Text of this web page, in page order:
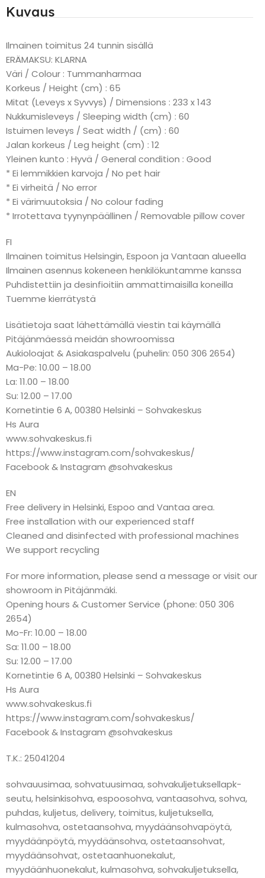
Kuvaus
Ilmainen toimitus 24 tunnin sisällä
ERÄMAKSU: KLARNA
Väri / Colour : Tummanharmaa
Korkeus / Height (cm) : 65
Mitat (Leveys x Syvvys) / Dimensions : 233 x 143
Nukkumisleveys / Sleeping width (cm) : 60
Istuimen leveys / Seat width / (cm) : 60
Jalan korkeus / Leg height (cm) : 12
Yleinen kunto : Hyvä / General condition : Good
* Ei lemmikkien karvoja / No pet hair
* Ei virheitä / No error
* Ei värimuutoksia / No colour fading
* Irrotettava tyynynpäällinen / Removable pillow cover
FI
Ilmainen toimitus Helsingin, Espoon ja Vantaan alueella
Ilmainen asennus kokeneen henkilökuntamme kanssa
Puhdistettiin ja desinfioitiin ammattimaisilla koneilla
Tuemme kierrätystä
Lisätietoja saat lähettämällä viestin tai käymällä
Pitäjänmäessä meidän showroomissa
Aukioloajat & Asiakaspalvelu (puhelin: 050 306 2654)
Ma-Pe: 10.00 – 18.00
La: 11.00 – 18.00
Su: 12.00 – 17.00
Kornetintie 6 A, 00380 Helsinki – Sohvakeskus
Hs Aura
www.sohvakeskus.fi
https://www.instagram.com/sohvakeskus/
Facebook & Instagram @sohvakeskus
EN
Free delivery in Helsinki, Espoo and Vantaa area.
Free installation with our experienced staff
Cleaned and disinfected with professional machines
We support recycling
For more information, please send a message or visit our
showroom in Pitäjänmäki.
Opening hours & Customer Service (phone: 050 306
2654)
Mo-Fr: 10.00 – 18.00
Sa: 11.00 – 18.00
Su: 12.00 – 17.00
Kornetintie 6 A, 00380 Helsinki – Sohvakeskus
Hs Aura
www.sohvakeskus.fi
https://www.instagram.com/sohvakeskus/
Facebook & Instagram @sohvakeskus
T.K.: 25041204
sohvauusimaa, sohvatuusimaa, sohvakuljetuksellapk-
seutu, helsinkisohva, espoosohva, vantaasohva, sohva,
puhdas, kuljetus, delivery, toimitus, kuljetuksella,
kulmasohva, ostetaansohva, myydäänsohvapöytä,
myydäänpöytä, myydäänsohva, ostetaansohvat,
myydäänsohvat, ostetaanhuonekalut,
myydäänhuonekalut, kulmasohva, sohvakuljetuksella,